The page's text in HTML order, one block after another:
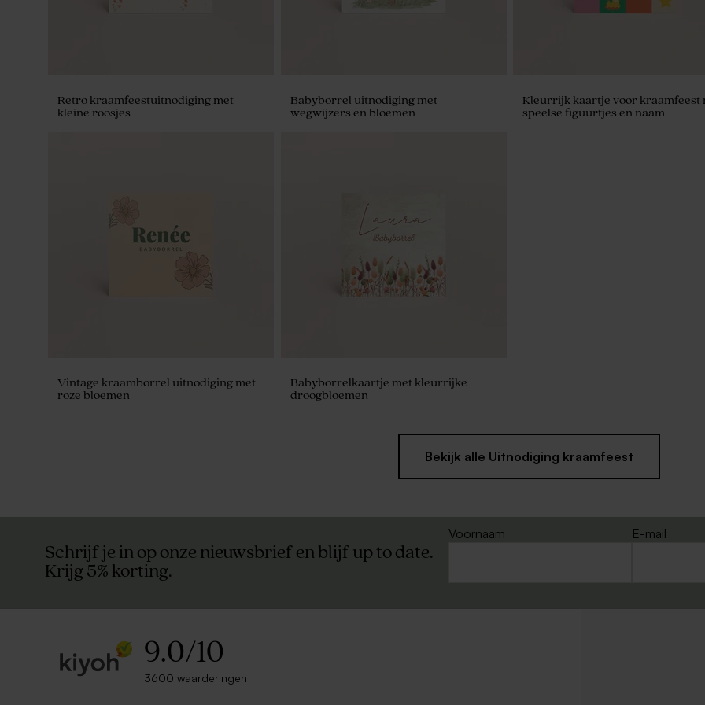
Glazen potjes met kurk sluiting
Retro kraamfeestuitnodiging met
kleine roosjes
Babyborrel uitnodiging met
wegwijzers en bloemen
Kleurrijk kaartje voor kraamfeest
speelse figuurtjes en naam
Vintage kraamborrel uitnodiging met
roze bloemen
Babyborrelkaartje met kleurrijke
droogbloemen
Bekijk alle Uitnodiging kraamfeest
Schrijf je in op onze nieuwsbrief en blijf up to date.
Krijg 5% korting.
Voornaam
E-mail
9.0/10
3600 waarderingen